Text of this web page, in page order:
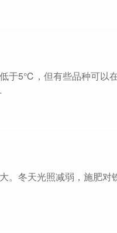
于5℃，但有些品种可以
。冬天光照减弱，施肥对